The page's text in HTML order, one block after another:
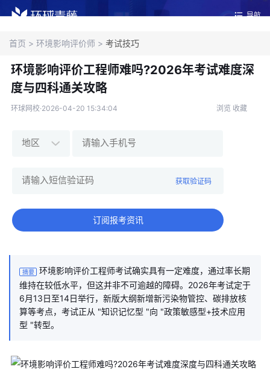
导航
首页 > 环境影响评价师 > 考试技巧
环境影响评价工程师难吗?2026年考试难度深
度与四科通关攻略
环球网校·2026-04-20 15:34:04 浏览 收藏
获取验证码
订阅报考资讯
摘要
环境影响评价工程师考试确实具有一定难度，通过率长期
维持在较低水平，但这并非不可逾越的障碍。2026年考试定于
6月13日至14日举行，新版大纲新增新污染物管控、碳排放核
算等考点，考试正从 "知识记忆型 "向 "政策敏感型+技术应用
型 "转型。